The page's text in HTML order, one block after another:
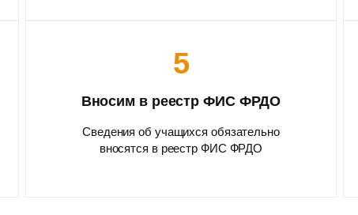
5
Вносим в реестр ФИС ФРДО
Сведения об учащихся обязательно
вносятся в реестр ФИС ФРДО